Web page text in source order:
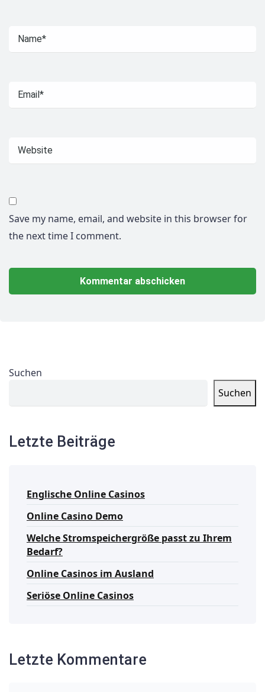
Save my name, email, and website in this browser for
the next time I comment.
Suchen
Suchen
Letzte Beiträge
Englische Online Casinos
Online Casino Demo
Welche Stromspeichergröße passt zu Ihrem
Bedarf?
Online Casinos im Ausland
Seriöse Online Casinos
Letzte Kommentare